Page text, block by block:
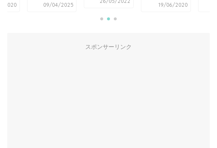
2025 19/06/2020 09/04/2025
スポンサーリンク